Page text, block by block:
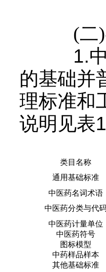
(二)
1.
的基础并
理标准和
说明见表1
类目名称
通用基础标准
中医药名词术语
中医药分类与代
中医药计量单位
中医药符号
图标模型
中药样品样本
其他基础标准